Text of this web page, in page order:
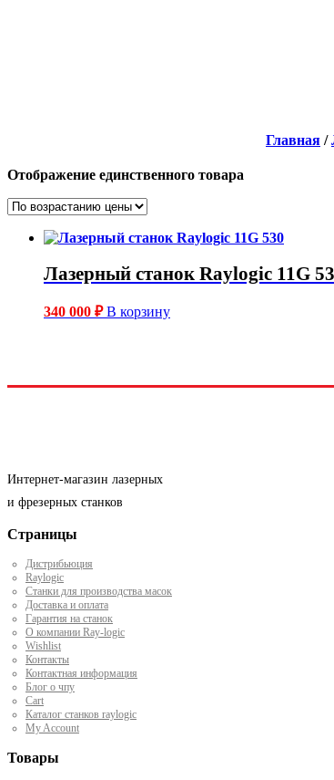
Главная /
Отображение единственного товара
Лазерный станок Raylogic 11G
340 000 ₽ В корзину
Интернет-магазин лазерных
и фрезерных станков
Страницы
Дистрибьюция
Raylogic
Станки для производства масок
Доставка и оплата
Гарантия на станок
О компании Ray-logic
Wishlist
Контакты
Контактная информация
Блог о чпу
Cart
Каталог станков raylogic
My Account
Товары